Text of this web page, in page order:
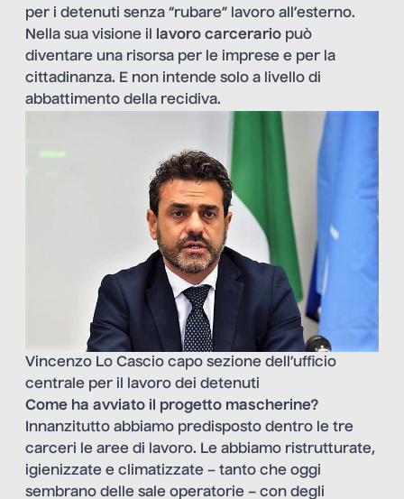
per i detenuti senza “rubare” lavoro all’esterno.
Nella sua visione il
lavoro carcerario può
diventare una risorsa per le imprese e per la
cittadinanza. E non intende solo a livello di
abbattimento della recidiva.
Vincenzo Lo Cascio capo sezione dell’ufficio
centrale per il lavoro dei detenuti
Come ha avviato il progetto mascherine?
Innanzitutto abbiamo predisposto dentro le tre
carceri le aree di lavoro. Le abbiamo ristrutturate,
igienizzate e climatizzate – tanto che oggi
sembrano delle sale operatorie – con degli